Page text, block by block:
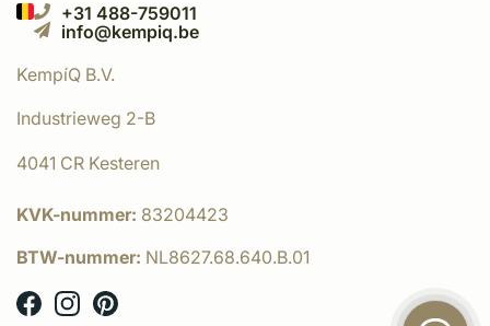
+31 488-759011
info@kempiq.be
KempíQ B.V.
Industrieweg 2-B
4041 CR Kesteren
KVK-nummer: 83204423
BTW-nummer: NL8627.68.640.B.01